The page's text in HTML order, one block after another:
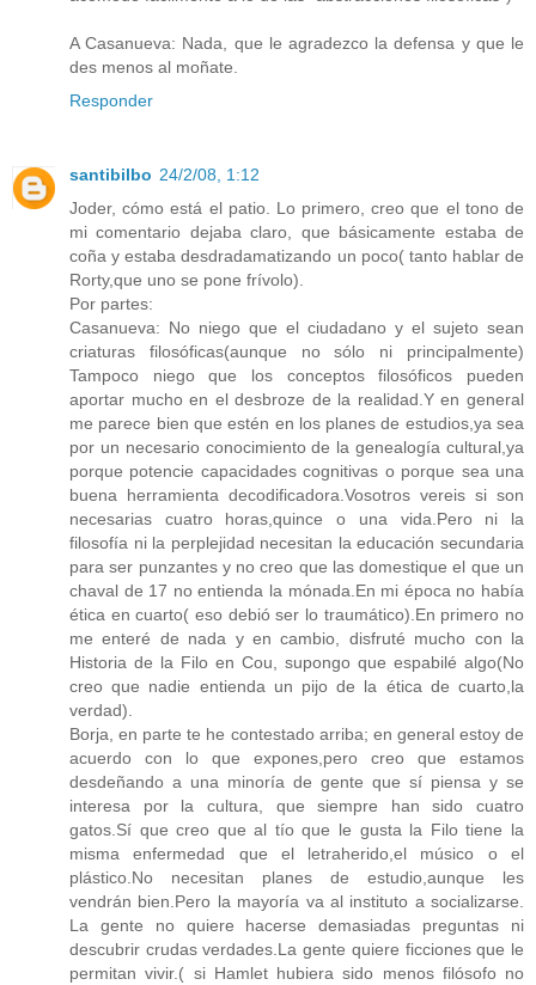
A Casanueva: Nada, que le agradezco la defensa y que le
des menos al moñate.
Responder
santibilbo 24/2/08, 1:12
Joder, cómo está el patio. Lo primero, creo que el tono de
mi comentario dejaba claro, que básicamente estaba de
coña y estaba desdradamatizando un poco( tanto hablar de
Rorty,que uno se pone frívolo).
Por partes:
Casanueva: No niego que el ciudadano y el sujeto sean
criaturas filosóficas(aunque no sólo ni principalmente)
Tampoco niego que los conceptos filosóficos pueden
aportar mucho en el desbroze de la realidad.Y en general
me parece bien que estén en los planes de estudios,ya sea
por un necesario conocimiento de la genealogía cultural,ya
porque potencie capacidades cognitivas o porque sea una
buena herramienta decodificadora.Vosotros vereis si son
necesarias cuatro horas,quince o una vida.Pero ni la
filosofía ni la perplejidad necesitan la educación secundaria
para ser punzantes y no creo que las domestique el que un
chaval de 17 no entienda la mónada.En mi época no había
ética en cuarto( eso debió ser lo traumático).En primero no
me enteré de nada y en cambio, disfruté mucho con la
Historia de la Filo en Cou, supongo que espabilé algo(No
creo que nadie entienda un pijo de la ética de cuarto,la
verdad).
Borja, en parte te he contestado arriba; en general estoy de
acuerdo con lo que expones,pero creo que estamos
desdeñando a una minoría de gente que sí piensa y se
interesa por la cultura, que siempre han sido cuatro
gatos.Sí que creo que al tío que le gusta la Filo tiene la
misma enfermedad que el letraherido,el músico o el
plástico.No necesitan planes de estudio,aunque les
vendrán bien.Pero la mayoría va al instituto a socializarse.
La gente no quiere hacerse demasiadas preguntas ni
descubrir crudas verdades.La gente quiere ficciones que le
permitan vivir.( si Hamlet hubiera sido menos filósofo no